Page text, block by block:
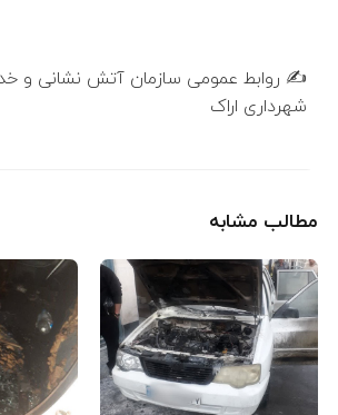
✍️ روابط عمومی سازمان آتش نشانی و
شهرداری اراک
مطالب مشابه